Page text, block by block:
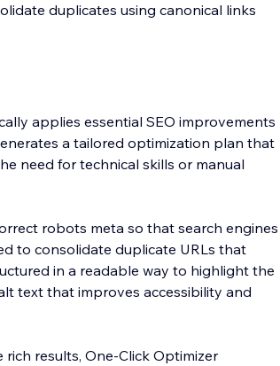
duplicates using canonical links
applies essential SEO improvements
a tailored optimization plan that
need for technical skills or manual
robots meta so that search engines
to consolidate duplicate URLs that
in a readable way to highlight the
text that improves accessibility and
results, One-Click Optimizer